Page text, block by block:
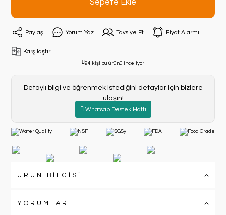
Sepete Ekle
Paylaş Yorum Yaz Tavsiye Et Fiyat Alarmı
Karşılaştır
94 kişi bu ürünü inceliyor
Detaylı bilgi ve öğrenmek istediğini detaylar için bizlere
ulaşın!
Whatsap Destek Hattı
ÜRÜN BİLGİSİ
YORUMLAR